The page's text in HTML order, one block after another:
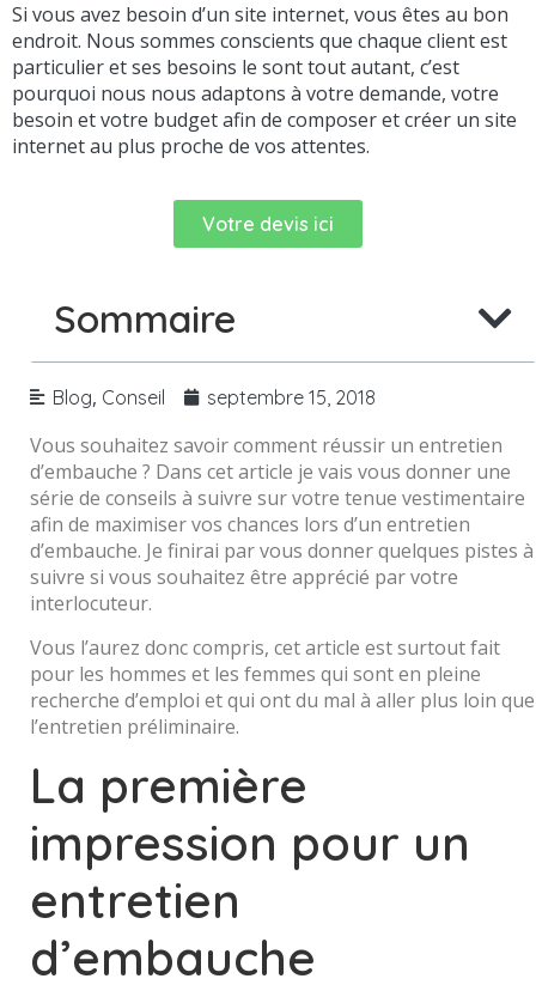
Si vous avez besoin d’un site internet, vous êtes au bon
endroit. Nous sommes conscients que chaque client est
particulier et ses besoins le sont tout autant, c’est
pourquoi nous nous adaptons à votre demande, votre
besoin et votre budget afin de composer et créer un site
internet au plus proche de vos attentes.
Votre devis ici
Sommaire
Blog, Conseil septembre 15, 2018
Vous souhaitez savoir comment réussir un entretien
d’embauche ? Dans cet article je vais vous donner une
série de conseils à suivre sur votre tenue vestimentaire
afin de maximiser vos chances lors d’un entretien
d’embauche. Je finirai par vous donner quelques pistes à
suivre si vous souhaitez être apprécié par votre
interlocuteur.
Vous l’aurez donc compris, cet article est surtout fait
pour les hommes et les femmes qui sont en pleine
recherche d’emploi et qui ont du mal à aller plus loin que
l’entretien préliminaire.
La première
impression pour un
entretien
d’embauche